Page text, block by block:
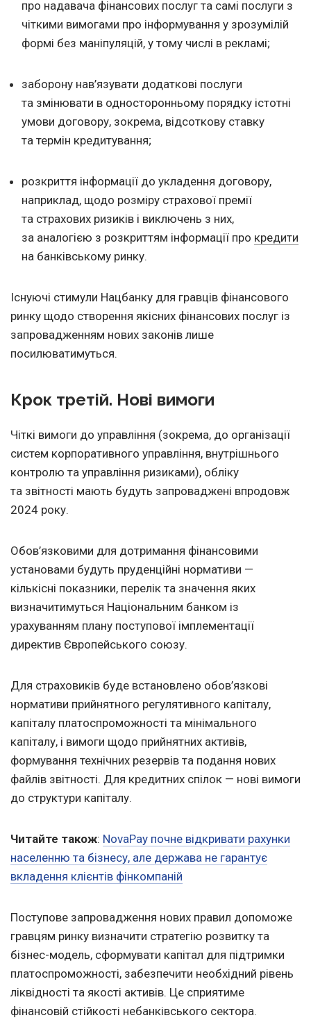
про надавача фінансових послуг та самі послуги з
чіткими вимогами про інформування у зрозумілій
формі без маніпуляцій, у тому числі в рекламі;
заборону нав’язувати додаткові послуги
та змінювати в односторонньому порядку істотні
умови договору, зокрема, відсоткову ставку
та термін кредитування;
розкриття інформації до укладення договору,
наприклад, щодо розміру страхової премії
та страхових ризиків і виключень з них,
за аналогією з розкриттям інформації про кредити
на банківському ринку.
Існуючі стимули Нацбанку для гравців фінансового
ринку щодо створення якісних фінансових послуг із
запровадженням нових законів лише
посилюватимуться.
Крок третій. Нові вимоги
Чіткі вимоги до управління (зокрема, до організації
систем корпоративного управління, внутрішнього
контролю та управління ризиками), обліку
та звітності мають будуть запроваджені впродовж
2024 року.
Обов’язковими для дотримання фінансовими
установами будуть пруденційні нормативи —
кількісні показники, перелік та значення яких
визначитимуться Національним банком із
урахуванням плану поступової імплементації
директив Європейського союзу.
Для страховиків буде встановлено обов’язкові
нормативи прийнятного регулятивного капіталу,
капіталу платоспроможності та мінімального
капіталу, і вимоги щодо прийнятних активів,
формування технічних резервів та подання нових
файлів звітності. Для кредитних спілок — нові вимоги
до структури капіталу.
Читайте також: NovaPay почне відкривати рахунки
населенню та бізнесу, але держава не гарантує
вкладення клієнтів фінкомпаній
Поступове запровадження нових правил допоможе
гравцям ринку визначити стратегію розвитку та
бізнес-модель, сформувати капітал для підтримки
платоспроможності, забезпечити необхідний рівень
ліквідності та якості активів. Це сприятиме
фінансовій стійкості небанківського сектора.